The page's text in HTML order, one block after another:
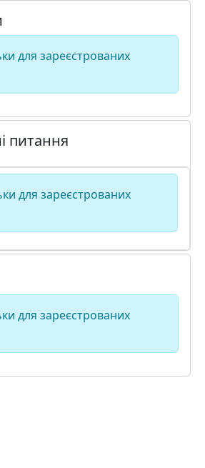
для зареєстрованих
питання
для зареєстрованих
для зареєстрованих